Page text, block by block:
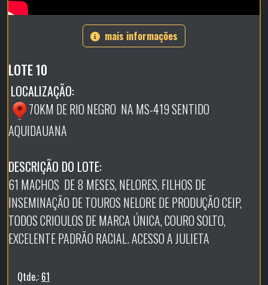
mais informações
LOTE 10
LOCALIZAÇÃO:
70KM DE RIO NEGRO NA MS-419 SENTIDO
AQUIDAUANA
DESCRIÇÃO DO LOTE:
61 MACHOS DE 8 MESES, NELORES, FILHOS DE
INSEMINAÇÃO DE TOUROS NELORE DE PRODUÇÃO CEIP,
TODOS CRIOULOS DE MARCA ÚNICA, COURO SOLTO,
EXCELENTE PADRÃO RACIAL. ACESSO A JULIETA
Qtde.: 61